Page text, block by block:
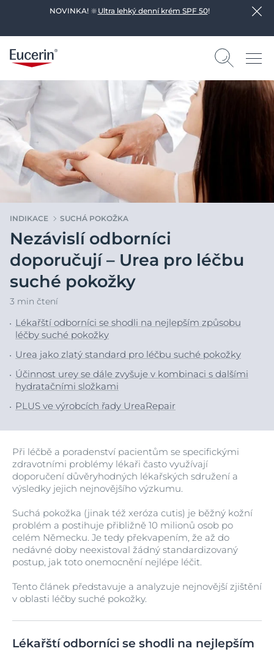
NOVINKA! 🔆 Ultra lehký denní krém SPF 50!
INDIKACE SUCHÁ POKOŽKA
Nezávislí odborníci
doporučují – Urea pro léčbu
suché pokožky
3 min čtení
Lékařští odborníci se shodli na nejlepším způsobu
léčby suché pokožky
Urea jako zlatý standard pro léčbu suché pokožky
Účinnost urey se dále zvyšuje v kombinaci s dalšími
hydratačními složkami
PLUS ve výrobcích řady UreaRepair
Při léčbě a poradenství pacientům se specifickými
zdravotními problémy lékaři často využívají
doporučení důvěryhodných lékařských sdružení a
výsledky jejich nejnovějšího výzkumu.
Suchá pokožka (jinak též xeróza cutis) je běžný kožní
problém a postihuje přibližně 10 milionů osob po
celém Německu. Je tedy překvapením, že až do
nedávné doby neexistoval žádný standardizovaný
postup, jak toto onemocnění nejlépe léčit.
Tento článek představuje a analyzuje nejnovější zjištění
v oblasti léčby suché pokožky.
Lékařští odborníci se shodli na nejlepším